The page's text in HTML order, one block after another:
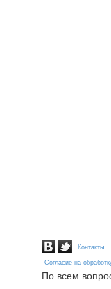
Контакты
Согласие на
По всем